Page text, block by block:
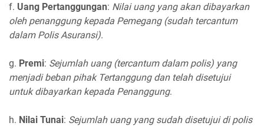
f. Uang Pertanggungan: Nilai uang yang akan dibayarkan
oleh penanggung kepada Pemegang (sudah tercantum
dalam Polis Asuransi).
g. Premi: Sejumlah uang (tercantum dalam polis) yang
menjadi beban pihak Tertanggung dan telah disetujui
untuk dibayarkan kepada Penanggung.
h. Nilai Tunai: Sejumlah uang yang sudah disetujui di polis